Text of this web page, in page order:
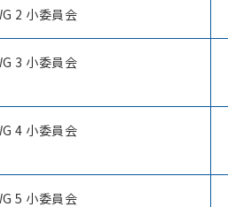
2 小委員会
3 小委員会
4 小委員会
5 小委員会